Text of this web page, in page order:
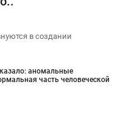
в создании
аномальные
часть человеческой